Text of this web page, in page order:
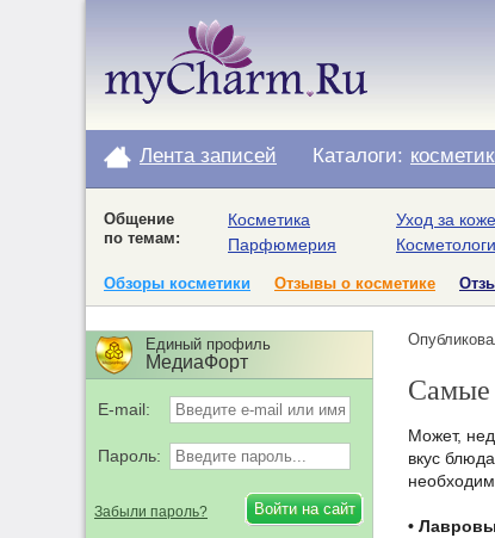
Лента записей Каталоги:
Общение
по темам:
Косметика
Парфюмерия
Уход за
Обзоры косметики Отзывы о косметике
Самые
Может,
вкус
•
Единый профиль
МедиаФорт
E-mail:
Пароль:
Забыли пароль?